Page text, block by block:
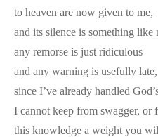
to heaven are now given to me,
and its silence is something like
any remorse is just ridiculous
and any warning is usefully late,
since I’ve already handled
I cannot keep from swagger, or
this knowledge a weight you